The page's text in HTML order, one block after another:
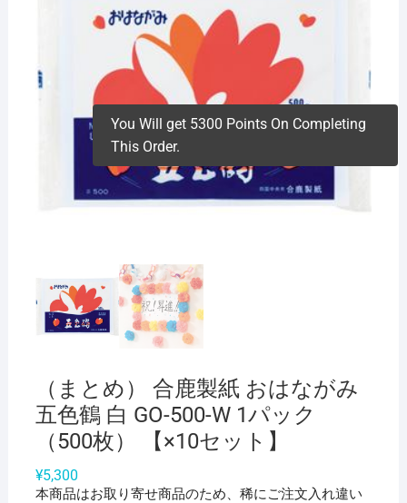
（まとめ） 合鹿製紙 おはながみ
五色鶴 白 GO-500-W 1パック
（500枚） 【×10セット】
¥5,300
本商品はお取り寄せ商品のため、稀にご注文入れ違い
You Will get 5300 Points On Completing
This Order.